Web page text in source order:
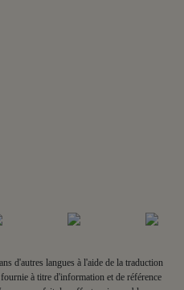
d'autres langues à l'aide de la traduction
à titre d'information et de référence